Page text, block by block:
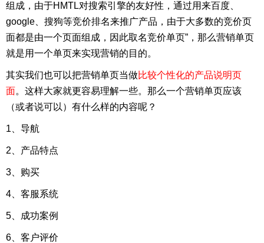
组成，由于HMTL对搜索引擎的友好性，通过用来百度、
google、搜狗等竞价排名来推广产品，由于大多数的竞价页
面都是由一个页面组成，因此取名竞价单页”，那么营销单页
就是用一个单页来实现营销的目的。
其实我们也可以把营销单页当做比较个性化的产品说明页
面。这样大家就更容易理解一些。那么一个营销单页应该
（或者说可以）有什么样的内容呢？
1、导航
2、产品特点
3、购买
4、客服系统
5、成功案例
6、客户评价